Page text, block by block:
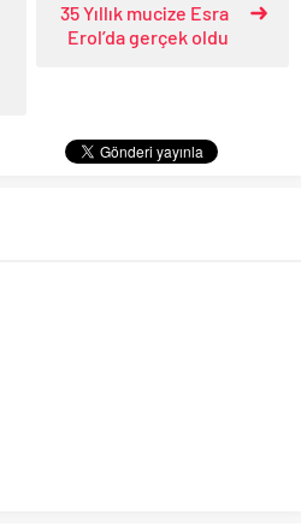
35 Yıllık mucize Esra
Erol’da gerçek oldu